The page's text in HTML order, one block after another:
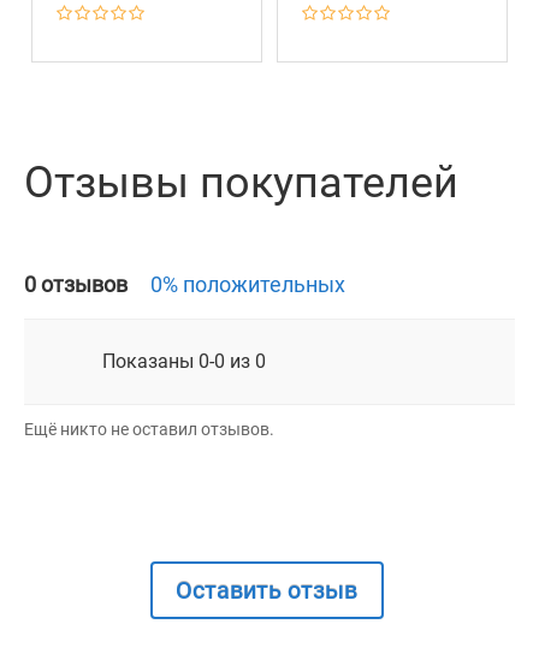
Отзывы покупателей
0 отзывов 0% положительных
Показаны 0-0 из 0
Ещё никто не оставил отзывов.
Оставить отзыв